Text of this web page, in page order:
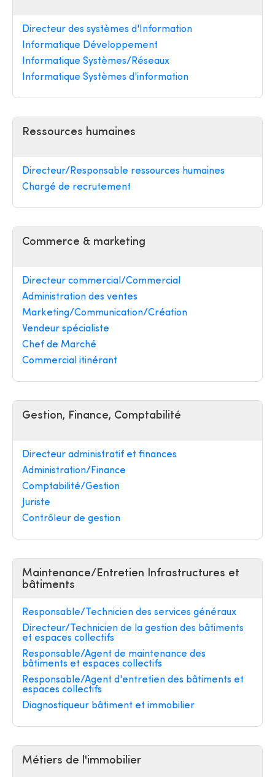
Directeur des systèmes d'Information
Informatique Développement
Informatique Systèmes/Réseaux
Informatique Systèmes d'information
Ressources humaines
Directeur/Responsable ressources humaines
Chargé de recrutement
Commerce & marketing
Directeur commercial/Commercial
Administration des ventes
Marketing/Communication/Création
Vendeur spécialiste
Chef de Marché
Commercial itinérant
Gestion, Finance, Comptabilité
Directeur administratif et finances
Administration/Finance
Comptabilité/Gestion
Juriste
Contrôleur de gestion
Maintenance/Entretien Infrastructures et
bâtiments
Responsable/Technicien des services généraux
Directeur/Technicien de la gestion des bâtiments
et espaces collectifs
Responsable/Agent de maintenance des
bâtiments et espaces collectifs
Responsable/Agent d'entretien des bâtiments et
espaces collectifs
Diagnostiqueur bâtiment et immobilier
Métiers de l'immobilier